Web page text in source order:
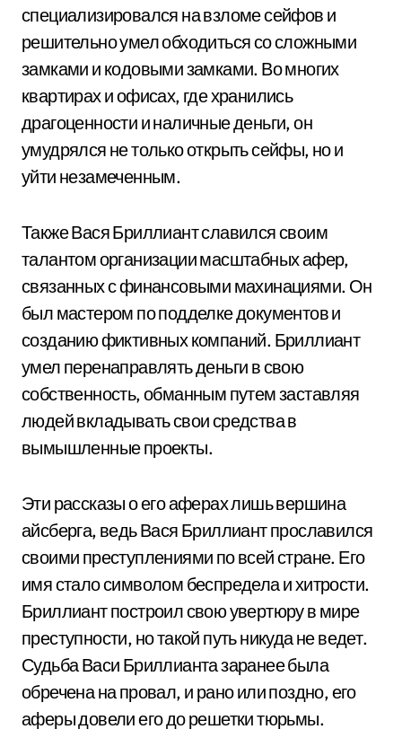
специализировался на взломе сейфов и
решительно умел обходиться со сложными
замками и кодовыми замками. Во многих
квартирах и офисах, где хранились
драгоценности и наличные деньги, он
умудрялся не только открыть сейфы, но и
уйти незамеченным.
Также Вася Бриллиант славился своим
талантом организации масштабных афер,
связанных с финансовыми махинациями. Он
был мастером по подделке документов и
созданию фиктивных компаний. Бриллиант
умел перенаправлять деньги в свою
собственность, обманным путем заставляя
людей вкладывать свои средства в
вымышленные проекты.
Эти рассказы о его аферах лишь вершина
айсберга, ведь Вася Бриллиант прославился
своими преступлениями по всей стране. Его
имя стало символом беспредела и хитрости.
Бриллиант построил свою увертюру в мире
преступности, но такой путь никуда не ведет.
Судьба Васи Бриллианта заранее была
обречена на провал, и рано или поздно, его
аферы довели его до решетки тюрьмы.